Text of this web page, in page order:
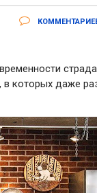
в которых даже